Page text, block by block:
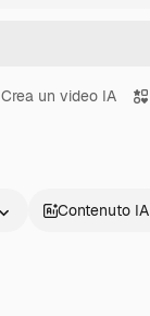
Crea un video IA
Contenuto IA